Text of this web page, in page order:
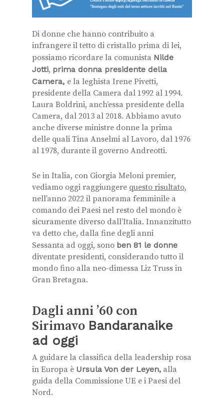
Di donne che hanno contribuito a
infrangere il tetto di cristallo prima di lei,
possiamo ricordare la comunista Nilde
Jotti, prima donna presidente della
Camera, e la leghista Irene Pivetti,
presidente della Camera dal 1992 al 1994.
Laura Boldrini, anch’essa presidente della
Camera, dal 2013 al 2018. Abbiamo avuto
anche diverse ministre donne la prima
delle quali Tina Anselmi al Lavoro, dal 1976
al 1978, durante il governo Andreotti.
Se in Italia, con Giorgia Meloni premier,
vediamo oggi raggiungere questo risultato,
nell’anno 2022 il panorama femminile a
comando dei Paesi nel resto del mondo è
sicuramente diverso dall’Italia. Innanzitutto
va detto che, dalla fine degli anni
Sessanta ad oggi, sono ben 81 le donne
diventate presidenti, considerando tutto il
mondo fino alla neo-dimessa Liz Truss in
Gran Bretagna.
Dagli anni ’60 con
Sirimavo Bandaranaike
ad oggi
A guidare la classifica della leadership rosa
in Europa è Ursula Von der Leyen, alla
guida della Commissione UE e i Paesi del
Nord.